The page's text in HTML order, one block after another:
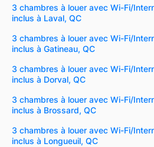
3 chambres à louer avec Wi-Fi/
inclus à Laval, QC
3 chambres à louer avec Wi-Fi/
inclus à Gatineau, QC
3 chambres à louer avec Wi-Fi/
inclus à Dorval, QC
3 chambres à louer avec Wi-Fi/
inclus à Brossard, QC
3 chambres à louer avec Wi-Fi/
inclus à Longueuil, QC